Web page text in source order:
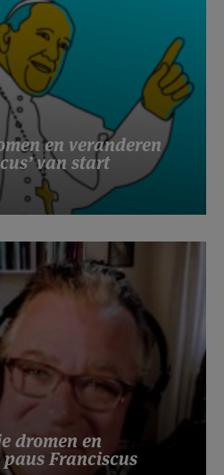
en veranderen
van start
dromen en
Franciscus